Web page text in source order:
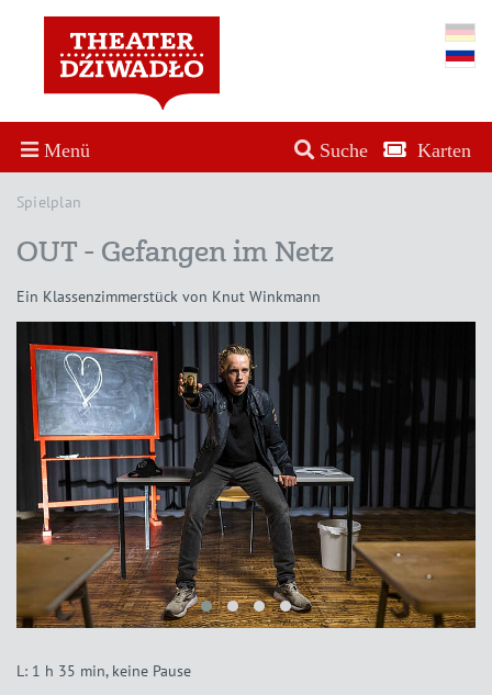
Menü Suche Karten
Spielplan
OUT - Gefangen im Netz
Ein Klassenzimmerstück von Knut Winkmann
L: 1 h 35 min, keine Pause